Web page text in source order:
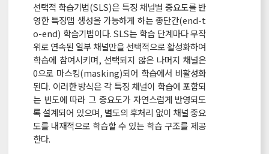
선택적 학습기법(SLS)은 특징 채널별 중요도를 반
영한 특징맵 생성을 가능하게 하는 종단간(end-t
o-end) 학습기법이다. SLS는 학습 단계마다 무작
위로 연속된 일부 채널만을 선택적으로 활성화하여
학습에 참여시키며, 선택되지 않은 나머지 채널은
0으로 마스킹(masking)되어 학습에서 비활성화
된다. 이러한 방식은 각 특징 채널이 학습에 포함되
는 빈도에 따라 그 중요도가 자연스럽게 반영되도
록 설계되어 있으며, 별도의 후처리 없이 채널 중요
도를 내재적으로 학습할 수 있는 학습 구조를 제공
한다.